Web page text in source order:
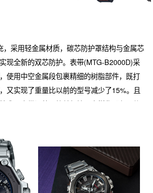
，采用轻金属材质，碳芯防护罩结构与金属芯
现全新的双芯防护。表带(MTG-B2000D)采
使用中空金属段包裹精细的树脂部件，既打
又实现了重量比以前的型号减少了15%。且
术，表带调整更简单便捷。多样化配色。使